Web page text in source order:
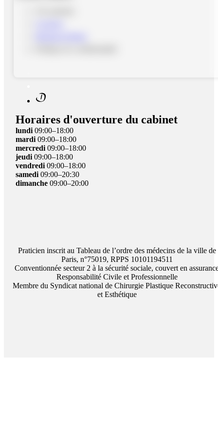
Horaires d'ouverture du cabinet
lundi 09:00–18:00
mardi 09:00–18:00
mercredi 09:00–18:00
jeudi 09:00–18:00
vendredi 09:00–18:00
samedi 09:00–20:30
dimanche 09:00–20:00
Praticien inscrit au Tableau de l’ordre des médecins de la ville de
Paris, n°75019, RPPS 10101194511
Conventionnée secteur 2 à la sécurité sociale, couvert en
Responsabilité Civile et Professionnelle
Membre du Syndicat national de Chirurgie Plastique
et Esthétique